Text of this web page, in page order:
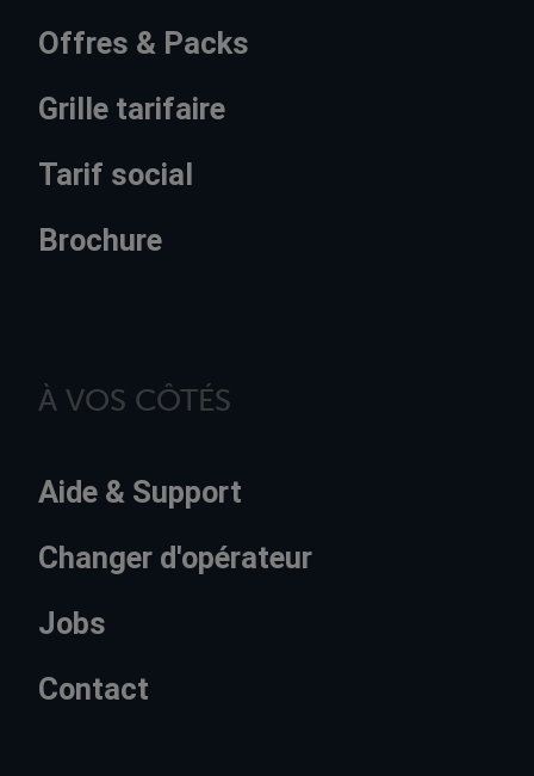
Offres & Packs
Grille tarifaire
Tarif social
Brochure
À VOS CÔTÉS
Aide & Support
Changer d'opérateur
Jobs
Contact